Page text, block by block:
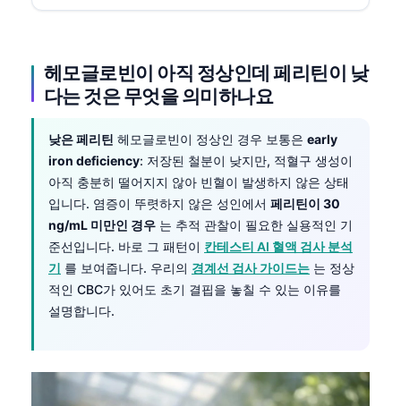
헤모글로빈이 아직 정상인데 페리틴이 낮
다는 것은 무엇을 의미하나요
낮은 페리틴 헤모글로빈이 정상인 경우 보통은 early
iron deficiency: 저장된 철분이 낮지만, 적혈구 생성이
아직 충분히 떨어지지 않아 빈혈이 발생하지 않은 상태
입니다. 염증이 뚜렷하지 않은 성인에서 페리틴이 30
ng/mL 미만인 경우 는 추적 관찰이 필요한 실용적인 기
준선입니다. 바로 그 패턴이 칸테스티 AI 혈액 검사 분석
기 를 보여줍니다. 우리의 경계선 검사 가이드는 는 정상
적인 CBC가 있어도 초기 결핍을 놓칠 수 있는 이유를
설명합니다.